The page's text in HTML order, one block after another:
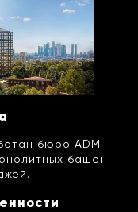
бюро ADM.
башен